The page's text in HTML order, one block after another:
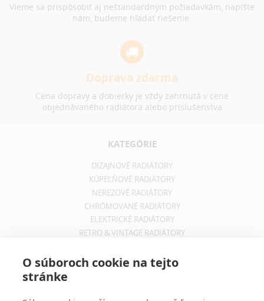
Vieme sa prispôsobiť aj neštandardným požiadavkám, napíšte
nám, budeme hľadať riešenie.
Doprava zdarma
Cena dopravy a dobierky je vždy zahrnutá v cene
objednávaného radiátora alebo príslušenstva
KATEGÓRIE
DIZAJNOVÉ RADIÁTORY
KÚPEĽŇOVÉ RADIÁTORY
NEREZOVÉ RADIÁTORY
CHRÓMOVANÉ RADIÁTORY
ELEKTRICKÉ RADIÁTORY
RETRO & VINTAGE RADIÁTORY
O súboroch cookie na tejto
stránke